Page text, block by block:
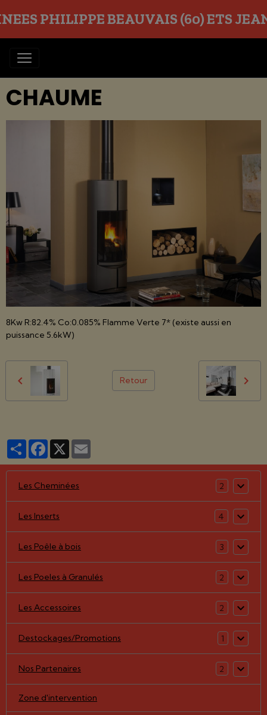
PHILIPPE BEAUVAIS (60) ETS
CHAUME
8Kw R:82.4% Co:0.085% Flamme Verte 7* (existe aussi en
puissance 5.6kW)
Retour
PartagerFacebook
X
Les Cheminées 2
Les Inserts 4
Les Poêle à bois 3
Les Poeles à Granulés 2
Les Accessoires 2
Destockages/Promotions 1
Nos Partenaires 2
Zone d'intervention